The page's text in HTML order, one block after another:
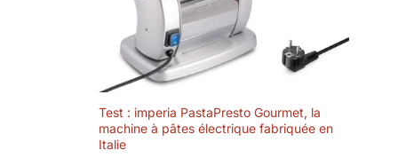
Test : imperia PastaPresto Gourmet, la
machine à pâtes électrique fabriquée en
Italie